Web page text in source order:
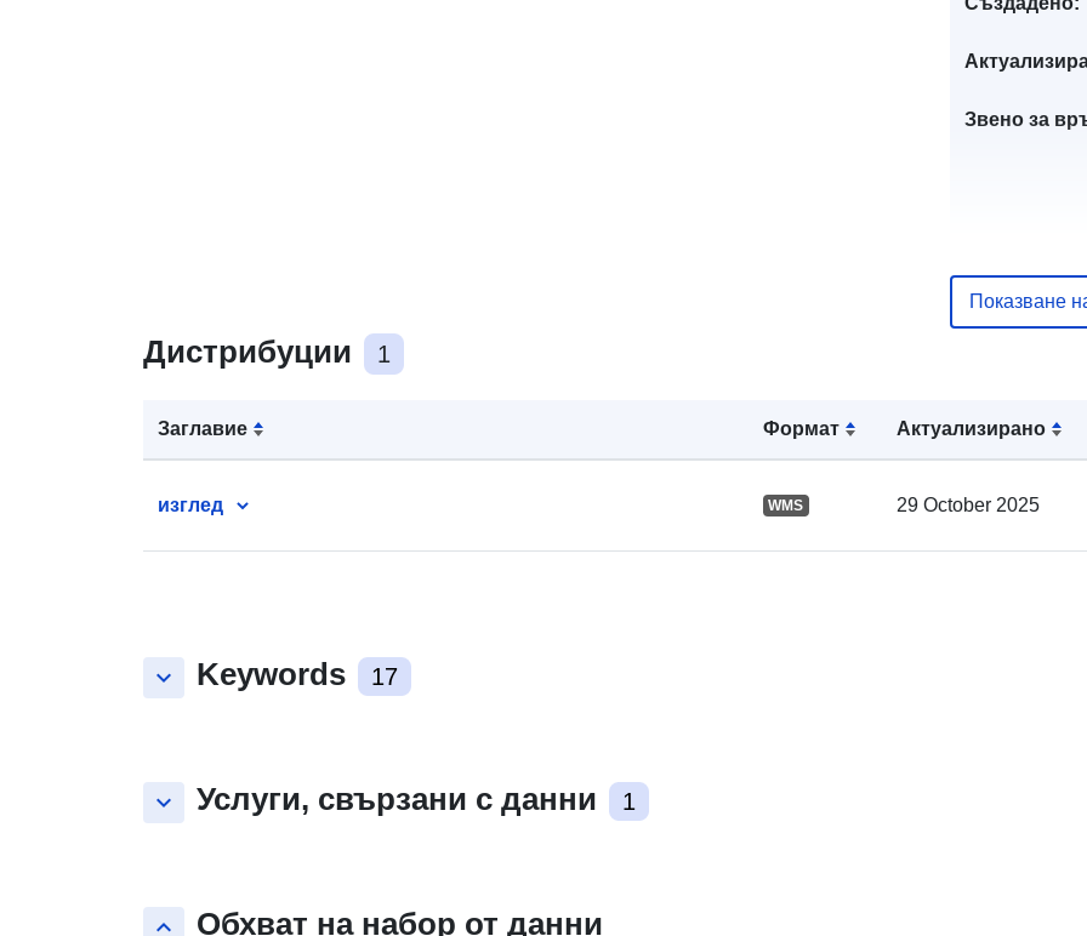
Дистрибуции 1
Заглавие Формат Актуализирано
изглед WMS 29 October 2025
keyboard_arrow_down Keywords 17
keyboard_arrow_down Услуги, свързани с данни 1
keyboard_arrow_up Обхват на набор от данни
Звено за
Показване